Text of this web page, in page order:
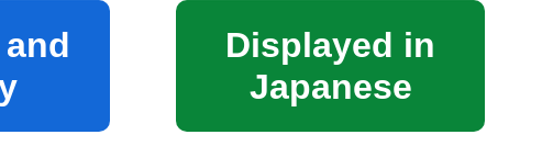
Displayed in
Japanese
生課 要綱一覧